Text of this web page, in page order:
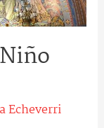
Echeverri